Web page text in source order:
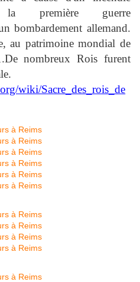
la première guerre
bombardement allemand.
au patrimoine mondial de
nombreux Rois furent
wiki/Sacre_des_rois_de